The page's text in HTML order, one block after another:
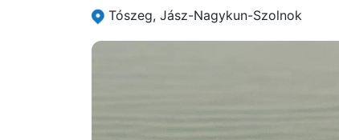
Tószeg, Jász-Nagykun-Szolnok